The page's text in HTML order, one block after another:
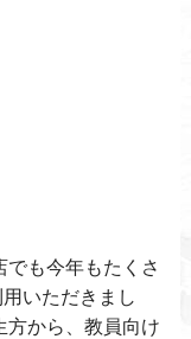
も今年もたくさ
いただきまし
方から、教員向け